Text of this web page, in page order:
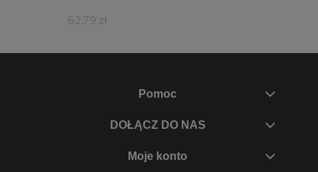
62,79 zł
Pomoc
DOŁĄCZ DO NAS
Moje konto